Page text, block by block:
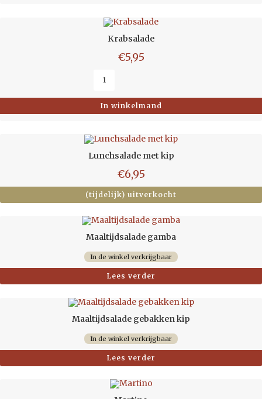
Krabsalade
€5,95
In winkelmand
Lunchsalade met kip
€6,95
(tijdelijk) uitverkocht
Maaltijdsalade gamba
In de winkel verkrijgbaar
Lees verder
Maaltijdsalade gebakken kip
In de winkel verkrijgbaar
Lees verder